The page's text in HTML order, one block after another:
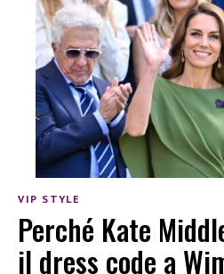
VIP STYLE
Perché Kate
il dress code a